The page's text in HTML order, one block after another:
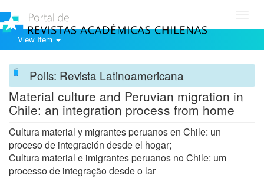
View Item
Polis: Revista Latinoamericana
Material culture and Peruvian migration in
Chile: an integration process from home
Cultura material y migrantes peruanos en Chile: un
proceso de integración desde el hogar;
Cultura material e imigrantes peruanos no Chile: um
processo de integração desde o lar